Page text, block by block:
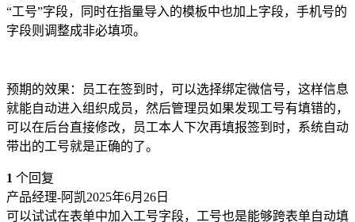
“工号”字段，同时在指量导入的模板中也加上字段，手机号的
字段则调整成非必填项。
预期的效果：员工在签到时，可以选择绑定微信号，这样信息
就能自动进入组织成员，然后管理员如果发现工号有填错的，
可以在后台直接修改，员工本人下次再填报签到时，系统自动
带出的工号就是正确的了。
1 个回复
产品经理-阿凯2025年6月26日
可以试试在表单中加入工号字段，工号也是能够跨表单自动填